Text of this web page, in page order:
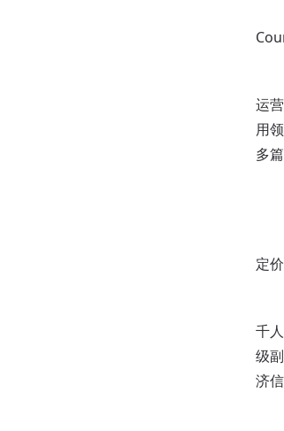
运
用
多
（
定
此
千
级
济